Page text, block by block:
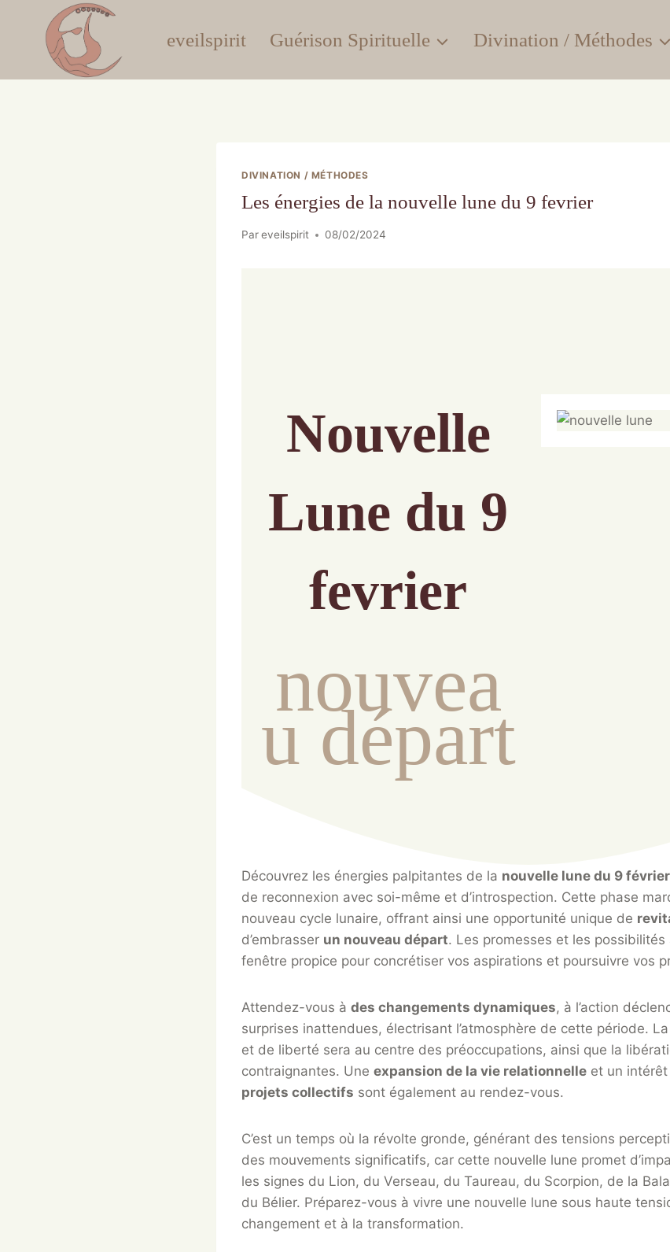
eveilspirit Guérison Spirituelle Divination / Méthodes
DIVINATION / MÉTHODES
Les énergies de la nouvelle lune du 9 fevrier
Pareveilspirit 08/02/2024
Nouvelle
Lune du 9
fevrier
nouvea
u départ
Découvrez les énergies palpitantes de la nouvelle lune du 9 février
de reconnexion avec soi-même et d’introspection. Cette phase
nouveau cycle lunaire, offrant ainsi une opportunité unique de
d’embrasser un nouveau départ. Les promesses et les
fenêtre propice pour concrétiser vos aspirations et poursuivre vos
Attendez-vous à des changements dynamiques, à l’action
surprises inattendues, électrisant l’atmosphère de cette période.
et de liberté sera au centre des préoccupations, ainsi que la
contraignantes. Une expansion de la vie relationnelle et un
projets collectifs sont également au rendez-vous.
C’est un temps où la révolte gronde, générant des tensions
des mouvements significatifs, car cette nouvelle lune promet
les signes du Lion, du Verseau, du Taureau, du Scorpion, de la
du Bélier. Préparez-vous à vivre une nouvelle lune sous haute
changement et à la transformation.